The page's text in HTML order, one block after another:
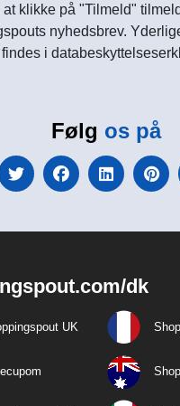
at klikke på "Tilmeld"
nyhedsbrev.
findes i
Følg os på
dk
UK